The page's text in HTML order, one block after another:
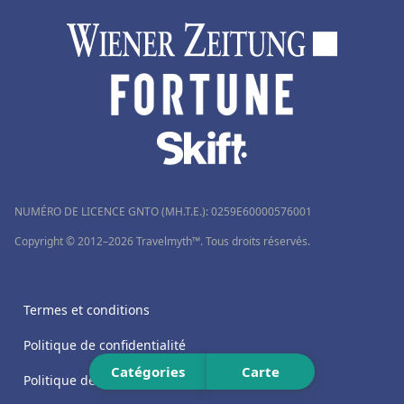
Catégories Carte
NUMÉRO DE LICENCE GNTO (MH.T.E.): 0259Ε60000576001
Copyright © 2012–2026 Travelmyth™. Tous droits réservés.
Termes et conditions
Politique de confidentialité
Politique des cookies